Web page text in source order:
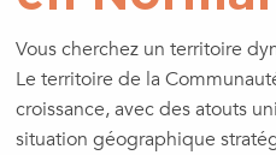
Vous cherchez un territoire
Le territoire de la
croissance, avec des atouts
situation géographique